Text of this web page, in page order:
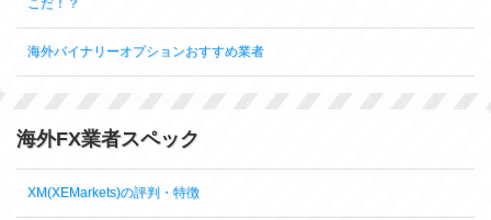
こだ！？
海外バイナリーオプションおすすめ業者
海外FX業者スペック
XM(XEMarkets)の評判・特徴